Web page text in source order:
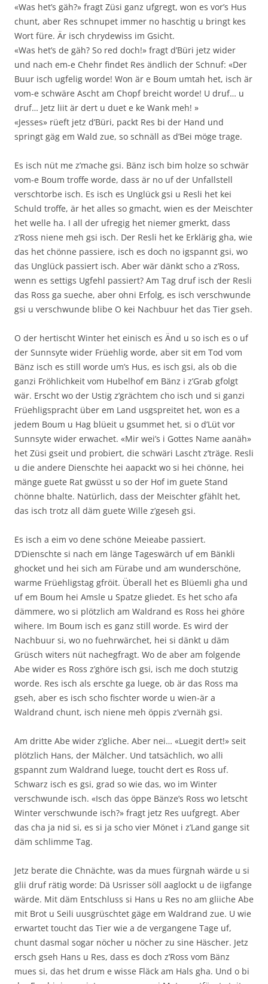
«Was het’s gäh?» fragt Züsi ganz ufgregt, won es vor’s Hus
chunt, aber Res schnupet immer no haschtig u bringt kes
Wort füre. Är isch chrydewiss im Gsicht.
«Was het’s de gäh? So red doch!» fragt d’Büri jetz wider
und nach em-e Chehr findet Res ändlich der Schnuf: «Der
Buur isch ugfelig worde! Won är e Boum umtah het, isch är
vom-e schwäre Ascht am Chopf breicht worde! U druf… u
druf… Jetz liit är dert u duet e ke Wank meh! »
«Jesses» rüeft jetz d’Büri, packt Res bi der Hand und
springt gäg em Wald zue, so schnäll as d’Bei möge trage.
Es isch nüt me z’mache gsi. Bänz isch bim holze so schwär
vom-e Boum troffe worde, dass är no uf der Unfallstell
verschtorbe isch. Es isch es Unglück gsi u Resli het kei
Schuld troffe, är het alles so gmacht, wien es der Meischter
het welle ha. I all der ufregig het niemer gmerkt, dass
z’Ross niene meh gsi isch. Der Resli het ke Erklärig gha, wie
das het chönne passiere, isch es doch no igspannt gsi, wo
das Unglück passiert isch. Aber wär dänkt scho a z’Ross,
wenn es settigs Ugfehl passiert? Am Tag druf isch der Resli
das Ross ga sueche, aber ohni Erfolg, es isch verschwunde
gsi u verschwunde blibe O kei Nachbuur het das Tier gseh.
O der hertischt Winter het einisch es Änd u so isch es o uf
der Sunnsyte wider Früehlig worde, aber sit em Tod vom
Bänz isch es still worde um’s Hus, es isch gsi, als ob die
ganzi Fröhlichkeit vom Hubelhof em Bänz i z’Grab gfolgt
wär. Erscht wo der Ustig z’grächtem cho isch und si ganzi
Früehligspracht über em Land usgspreitet het, won es a
jedem Boum u Hag blüeit u gsummet het, si o d’Lüt vor
Sunnsyte wider erwachet. «Mir wei’s i Gottes Name aanäh»
het Züsi gseit und probiert, die schwäri Lascht z’träge. Resli
u die andere Dienschte hei aapackt wo si hei chönne, hei
mänge guete Rat gwüsst u so der Hof im guete Stand
chönne bhalte. Natürlich, dass der Meischter gfählt het,
das isch trotz all däm guete Wille z’geseh gsi.
Es isch a eim vo dene schöne Meieabe passiert.
D’Dienschte si nach em länge Tageswärch uf em Bänkli
ghocket und hei sich am Fürabe und am wunderschöne,
warme Früehligstag gfröit. Überall het es Blüemli gha und
uf em Boum hei Amsle u Spatze gliedet. Es het scho afa
dämmere, wo si plötzlich am Waldrand es Ross hei ghöre
wihere. Im Boum isch es ganz still worde. Es wird der
Nachbuur si, wo no fuehrwärchet, hei si dänkt u däm
Grüsch witers nüt nachegfragt. Wo de aber am folgende
Abe wider es Ross z’ghöre isch gsi, isch me doch stutzig
worde. Res isch als erschte ga luege, ob är das Ross ma
gseh, aber es isch scho fischter worde u wien-är a
Waldrand chunt, isch niene meh öppis z’vernäh gsi.
Am dritte Abe wider z’gliche. Aber nei… «Luegit dert!» seit
plötzlich Hans, der Mälcher. Und tatsächlich, wo alli
gspannt zum Waldrand luege, toucht dert es Ross uf.
Schwarz isch es gsi, grad so wie das, wo im Winter
verschwunde isch. «Isch das öppe Bänze’s Ross wo letscht
Winter verschwunde isch?» fragt jetz Res uufgregt. Aber
das cha ja nid si, es si ja scho vier Mönet i z’Land gange sit
däm schlimme Tag.
Jetz berate die Chnächte, was da mues fürgnah wärde u si
glii druf rätig worde: Dä Usrisser söll aaglockt u de iigfange
wärde. Mit däm Entschluss si Hans u Res no am gliiche Abe
mit Brot u Seili uusgrüschtet gäge em Waldrand zue. U wie
erwartet toucht das Tier wie a de vergangene Tage uf,
chunt dasmal sogar nöcher u nöcher zu sine Häscher. Jetz
ersch gseh Hans u Res, dass es doch z’Ross vom Bänz
mues si, das het drum e wisse Fläck am Hals gha. Und o bi